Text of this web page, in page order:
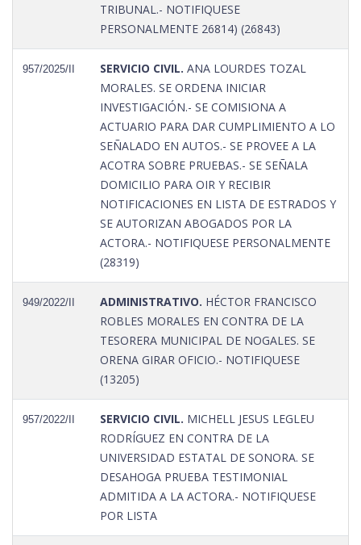
TRIBUNAL.- NOTIFIQUESE
PERSONALMENTE 26814) (26843)
957/2025/II SERVICIO CIVIL. ANA LOURDES TOZAL
MORALES. SE ORDENA INICIAR
INVESTIGACIÓN.- SE COMISIONA A
ACTUARIO PARA DAR CUMPLIMIENTO A LO
SEÑALADO EN AUTOS.- SE PROVEE A LA
ACOTRA SOBRE PRUEBAS.- SE SEÑALA
DOMICILIO PARA OIR Y RECIBIR
NOTIFICACIONES EN LISTA DE ESTRADOS Y
SE AUTORIZAN ABOGADOS POR LA
ACTORA.- NOTIFIQUESE PERSONALMENTE
(28319)
949/2022/II ADMINISTRATIVO. HÉCTOR FRANCISCO
ROBLES MORALES EN CONTRA DE LA
TESORERA MUNICIPAL DE NOGALES. SE
ORENA GIRAR OFICIO.- NOTIFIQUESE
(13205)
957/2022/II SERVICIO CIVIL. MICHELL JESUS LEGLEU
RODRÍGUEZ EN CONTRA DE LA
UNIVERSIDAD ESTATAL DE SONORA. SE
DESAHOGA PRUEBA TESTIMONIAL
ADMITIDA A LA ACTORA.- NOTIFIQUESE
POR LISTA